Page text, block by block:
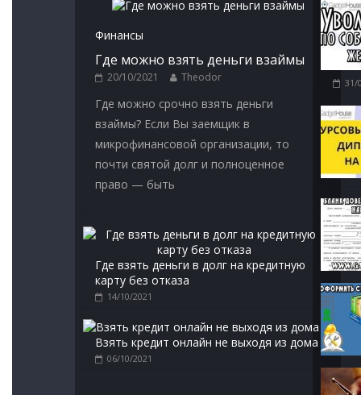
Финансы
Где можно взять деньги взаймы
20/10/2021 Theodor
Где можно срочно взять деньги
взаймы? Если Вы заемщик в
микрофинансовой организации, то
почти святой долг и полноценное
право — быть
Где взять деньги в долг на кредитную
карту без отказа
14/10/2021
Взять кредит онлайн не выходя из дома
06/10/2021
31/